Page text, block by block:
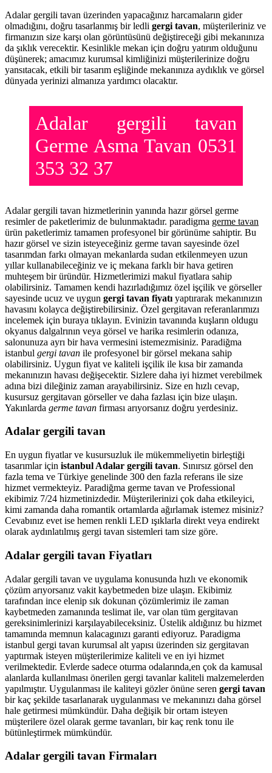
Adalar gergili tavan üzerinden yapacağınız harcamaların gider
olmadığını, doğru tasarlanmış bir ledli gergi tavan, müşterileriniz ve
firmanızın size karşı olan görüntüsünü değiştireceği gibi mekanınıza
da şıklık verecektir. Kesinlikle mekan için doğru yatırım olduğunu
düşünerek; amacımız kurumsal kimliğinizi müşterilerinize doğru
yansıtacak, etkili bir tasarım eşliğinde mekanınıza aydıklık ve görsel
dünyada yerinizi almanıza yardımcı olacaktır.
Adalar gergili tavan
Germe Asma Tavan 0531
353 32 37
Adalar gergili tavan hizmetlerinin yanında hazır görsel germe
resimler de paketlerimiz de bulunmaktadır. paradigma germe tavan
ürün paketlerimiz tamamen profesyonel bir görünüme sahiptir. Bu
hazır görsel ve sizin isteyeceğiniz germe tavan sayesinde özel
tasarımdan farkı olmayan mekanlarda sudan etkilenmeyen uzun
yıllar kullanabileceğiniz ve iç mekana farklı bir hava getiren
muhteşem bir üründür. Hizmetlerimizi makul fiyatlara sahip
olabilirsiniz. Tamamen kendi hazırladığımız özel işçilik ve görseller
sayesinde ucuz ve uygun gergi tavan fiyatı yaptırarak mekanınızın
havasını kolayca değiştirebilirsiniz. Özel gergitavan referanlarımızı
incelemek için buraya tıklayın. Evinizin tavanında kuşların oldugu
okyanus dalgalrının veya görsel ve harika resimlerin odanıza,
salonunuza ayrı bir hava vermesini istemezmisiniz. Paradiğma
istanbul gergi tavan ile profesyonel bir görsel mekana sahip
olabilirsiniz. Uygun fiyat ve kaliteli işçilik ile kısa bir zamanda
mekanınızın havası değişecektir. Sizlere daha iyi hizmet verebilmek
adına bizi dileğiniz zaman arayabilirsiniz. Size en hızlı cevap,
kusursuz gergitavan görseller ve daha fazlası için bize ulaşın.
Yakınlarda germe tavan firması arıyorsanız doğru yerdesiniz.
Adalar gergili tavan
En uygun fiyatlar ve kusursuzluk ile mükemmeliyetin birleştiği
tasarımlar için istanbul Adalar gergili tavan. Sınırsız görsel den
fazla tema ve Türkiye genelinde 300 den fazla referans ile size
hizmet vermekteyiz. Paradiğma germe tavan ve Professional
ekibimiz 7/24 hizmetinizdedir. Müşterilerinizi çok daha etkileyici,
kimi zamanda daha romantik ortamlarda ağırlamak istemez misiniz?
Cevabınız evet ise hemen renkli LED ışıklarla direkt veya endirekt
olarak aydınlatılmış gergi tavan sistemleri tam size göre.
Adalar gergili tavan Fiyatları
Adalar gergili tavan ve uygulama konusunda hızlı ve ekonomik
çözüm arıyorsanız vakit kaybetmeden bize ulaşın. Ekibimiz
tarafından ince elenip sık dokunan çözümlerimiz ile zaman
kaybetmeden zamanında teslimat ile, var olan tüm gergitavan
gereksinimlerinizi karşılayabileceksiniz. Üstelik aldığınız bu hizmet
tamamında memnun kalacagınızı garanti ediyoruz. Paradigma
istanbul gergi tavan kurumsal alt yapısı üzerinden siz gergitavan
yaptırmak isteyen müşterilerimize kaliteli ve en iyi hizmet
verilmektedir. Evlerde sadece oturma odalarında,en çok da kamusal
alanlarda kullanılması önerilen gergi tavanlar kaliteli malzemelerden
yapılmıştır. Uygulanması ile kaliteyi gözler önüne seren gergi tavan
bir kaç şekilde tasarlanarak uygulanması ve mekanınızı daha görsel
hale getirmesi mümkündür. Daha değişik bir ortam isteyen
müşterilere özel olarak germe tavanları, bir kaç renk tonu ile
bütünleştirmek mümkündür.
Adalar gergili tavan Firmaları